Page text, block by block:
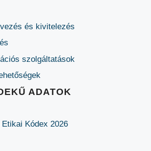
és kivitelezés
szolgáltatások
ADATOK
Kódex 2026